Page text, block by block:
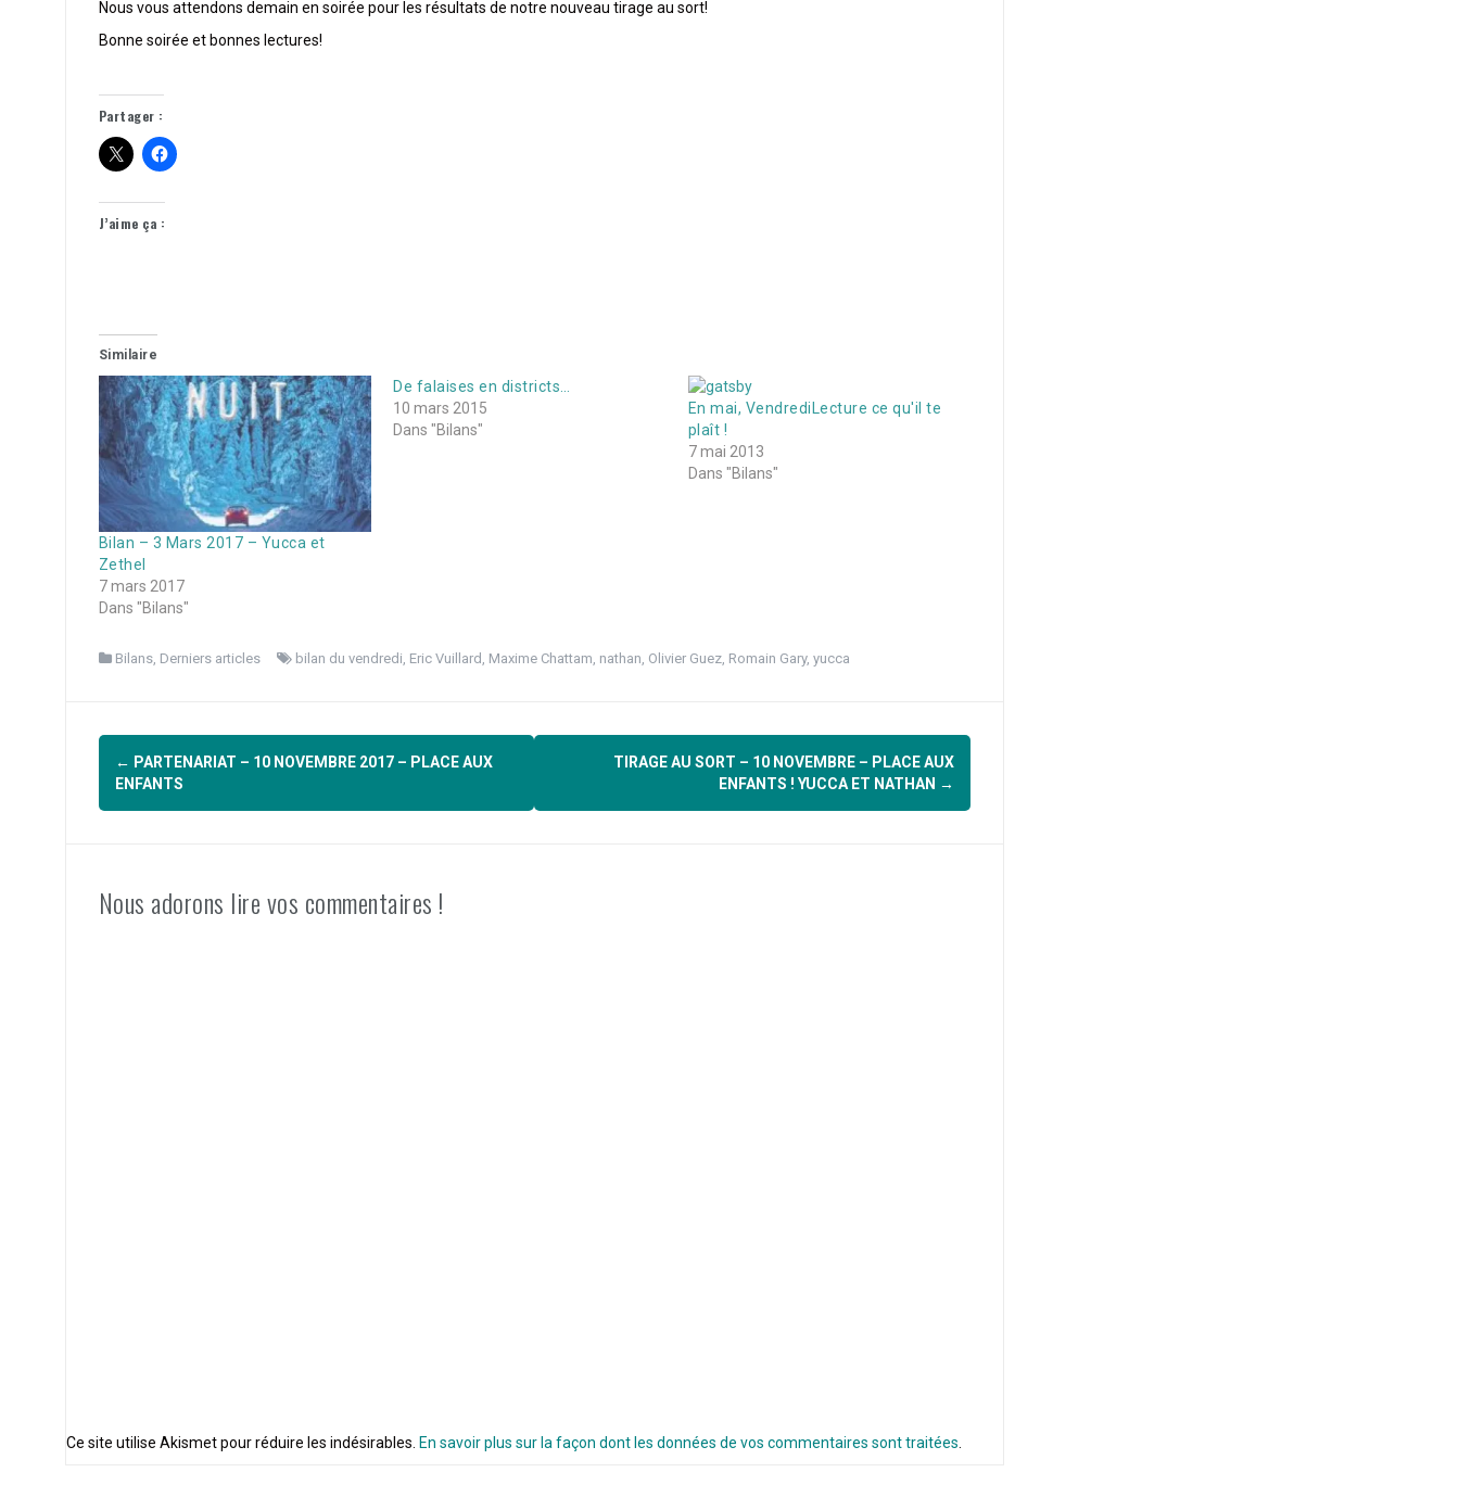
Nous vous attendons demain en soirée pour les résultats de notre nouveau tirage au sort!
Bonne soirée et bonnes lectures!
Partager :
J’aime ça :
Similaire
Bilan – 3 Mars 2017 – Yucca et
Zethel
7 mars 2017
Dans "Bilans"
De falaises en districts…
10 mars 2015
Dans "Bilans"
En mai, VendrediLecture ce qu'il te
plaît !
7 mai 2013
Dans "Bilans"
Bilans, Derniers articles bilan du vendredi Eric Vuillard Maxime Chattam nathan Olivier Guez, Romain Gary, yucca
Navigation
d'article
← PARTENARIAT – 10 NOVEMBRE 2017 – PLACE AUX
ENFANTS
TIRAGE AU SORT – 10 NOVEMBRE – PLACE AUX
ENFANTS ! YUCCA ET NATHAN →
Nous adorons lire vos commentaires !
Ce site utilise Akismet pour réduire les indésirables. En savoir plus sur la façon dont les données de vos commentaires sont traitées